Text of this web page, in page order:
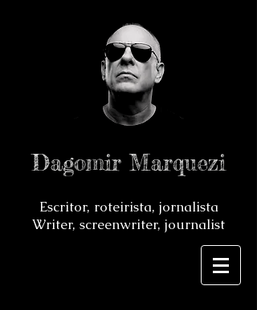
Dagomir Marquezi
Escritor, roteirista, jornalista
Writer, screenwriter, journalist